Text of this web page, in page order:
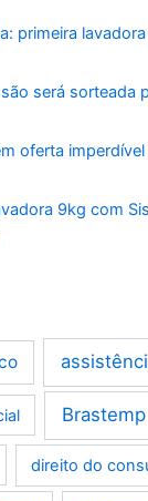
primeira
será sorteada
oferta imperdível
9kg com
Brastemp
direito do